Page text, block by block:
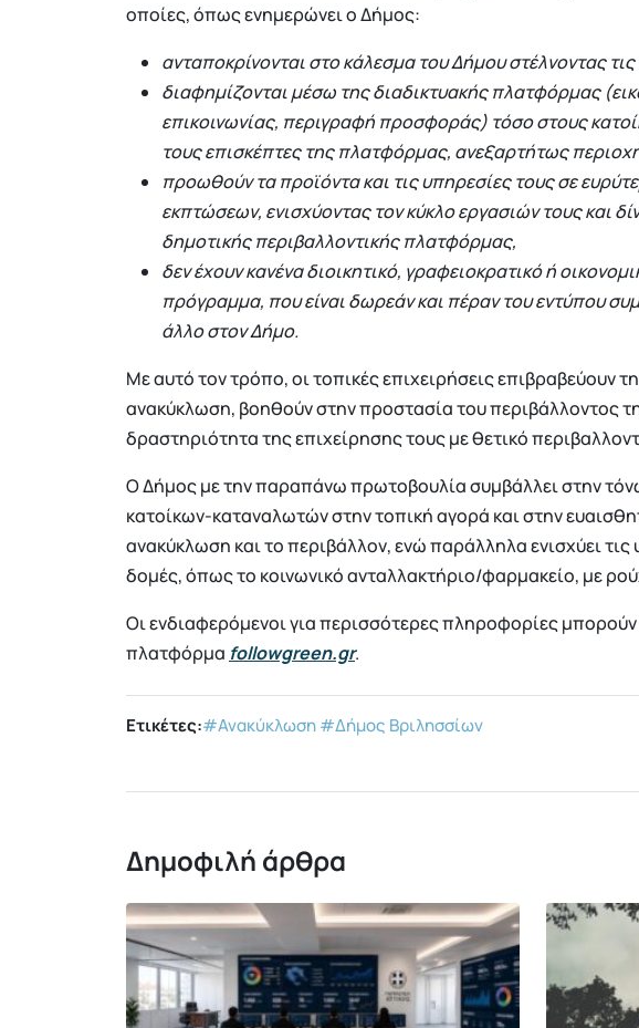
οποίες, όπως ενημερώνει ο Δήμος:
ανταποκρίνονται στο κάλεσμα του Δήμου στέλνοντας
διαφημίζονται μέσω της διαδικτυακής πλατφόρμας
επικοινωνίας, περιγραφή προσφοράς) τόσο στους
τους επισκέπτες της πλατφόρμας, ανεξαρτήτως
προωθούν τα προϊόντα και τις υπηρεσίες τους σε
εκπτώσεων, ενισχύοντας τον κύκλο εργασιών τους και
δημοτικής περιβαλλοντικής πλατφόρμας,
δεν έχουν κανένα διοικητικό, γραφειοκρατικό ή
πρόγραμμα, που είναι δωρεάν και πέραν του εντύπου
άλλο στον Δήμο.
Με αυτό τον τρόπο, οι τοπικές επιχειρήσεις επιβραβεύουν
ανακύκλωση, βοηθούν στην προστασία του περιβάλλοντος
δραστηριότητα της επιχείρησης τους με θετικό
O Δήμος με την παραπάνω πρωτοβουλία συμβάλλει στην
κατοίκων-καταναλωτών στην τοπική αγορά και στην
ανακύκλωση και το περιβάλλον, ενώ παράλληλα ενισχύει τις
δομές, όπως το κοινωνικό ανταλλακτήριο/φαρμακείο, με
Οι ενδιαφερόμενοι για περισσότερες πληροφορίες μπορούν
πλατφόρμα followgreen.gr.
Ετικέτες:#Ανακύκλωση#Δήμος Βριλησσίων
Δημοφιλή άρθρα